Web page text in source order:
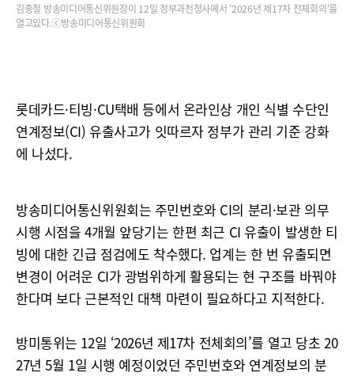
김종철 방송미디어통신위원장이 12일 정부과천청사에서 '2026년 제17차 전체회의'를
열고있다.ⓒ방송미디어통신위원회
롯데카드·티빙·CU택배 등에서 온라인상 개인 식별 수단인
연계정보(CI) 유출사고가 잇따르자 정부가 관리 기준 강화
에 나섰다.
방송미디어통신위원회는 주민번호와 CI의 분리·보관 의무
시행 시점을 4개월 앞당기는 한편 최근 CI 유출이 발생한 티
빙에 대한 긴급 점검에도 착수했다. 업계는 한 번 유출되면
변경이 어려운 CI가 광범위하게 활용되는 현 구조를 바꿔야
한다며 보다 근본적인 대책 마련이 필요하다고 지적한다.
방미통위는 12일 ‘2026년 제17차 전체회의’를 열고 당초 20
27년 5월 1일 시행 예정이었던 주민번호와 연계정보의 분